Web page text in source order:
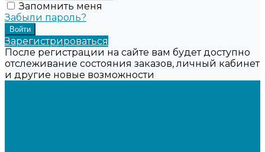
Запомнить меня
Забыли пароль?
Зарегистрироваться
После регистрации на сайте вам будет доступно
отслеживание состояния заказов, личный кабинет
и другие новые возможности